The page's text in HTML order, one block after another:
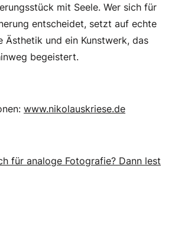
mit Seele. Wer sich für
entscheidet, setzt auf echte
Ästhetik und ein Kunstwerk, das
begeistert.
www.nikolauskriese.de
für analoge Fotografie? Dann lest